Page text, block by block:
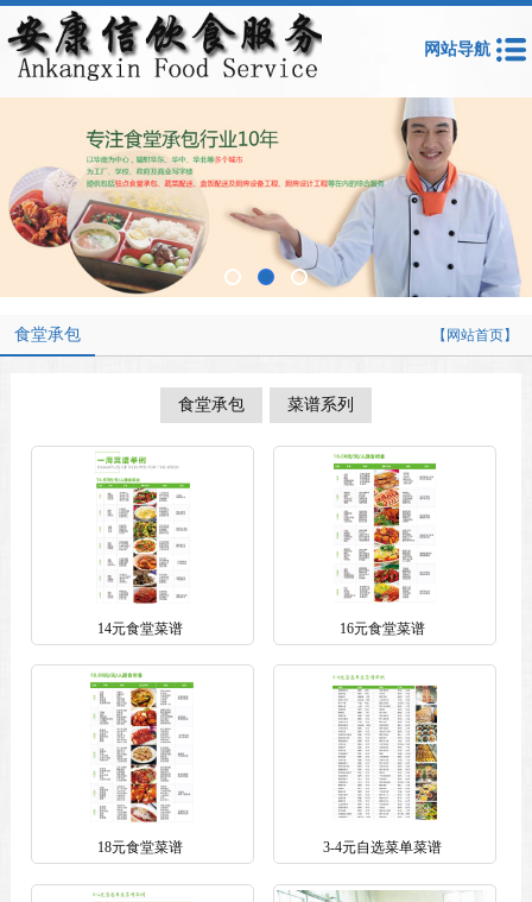
网站导航
食堂承包 【网站首页】
食堂承包 菜谱系列
14元食堂菜谱 16元食堂菜谱
18元食堂菜谱 3-4元自选菜单菜谱